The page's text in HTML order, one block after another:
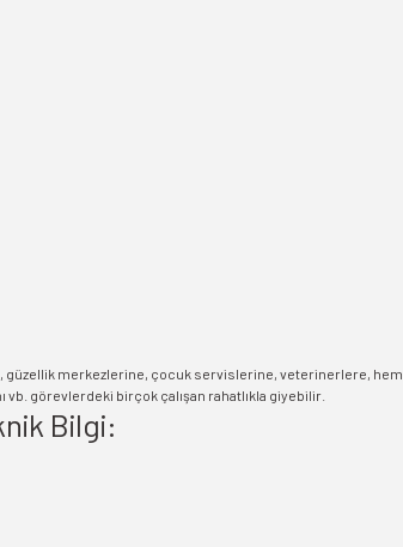
güzellik merkezlerine, çocuk servislerine, veterinerlere,
görevlerdeki birçok çalışan rahatlıkla giyebilir.
Bilgi: